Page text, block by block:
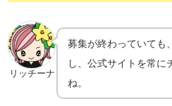
リッチーナ
募集が終わっていても
し、公式サイトを常に
ね。